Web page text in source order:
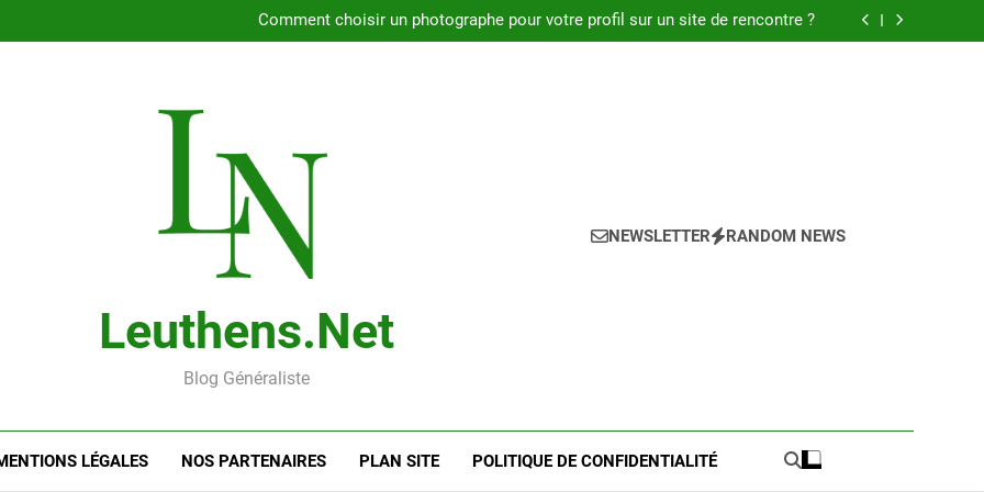
Comment choisir un photographe pour votre profil sur un site de rencontre ?
Guide pratique pour l’achat de LMNP d’occasion
Leuthens.net
Blog Généraliste
NEWSLETTER RANDOM NEWS
LÉGALES NOS PARTENAIRES PLAN SITE POLITIQUE DE CONFIDENTIALITÉ